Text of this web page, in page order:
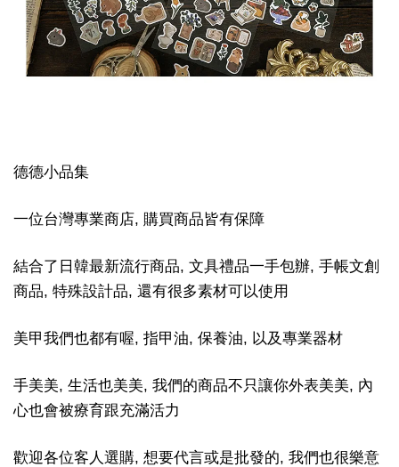
德德小品集
一位台灣專業商店, 購買商品皆有保障
結合了日韓最新流行商品, 文具禮品一手包辦, 手帳文創
商品, 特殊設計品, 還有很多素材可以使用
美甲我們也都有喔, 指甲油, 保養油, 以及專業器材
手美美, 生活也美美, 我們的商品不只讓你外表美美, 內
心也會被療育跟充滿活力
歡迎各位客人選購, 想要代言或是批發的, 我們也很樂意